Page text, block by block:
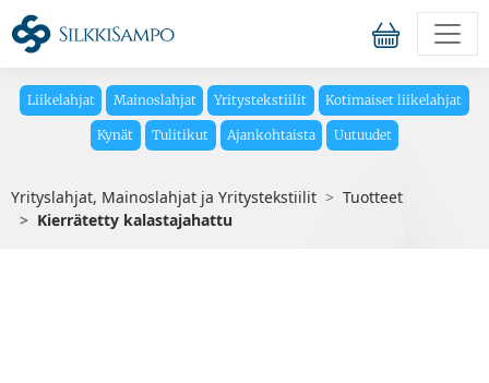
Liikelahjat Mainoslahjat Yritystekstiilit Kotimaiset liikelahjat
Kynät Tulitikut Ajankohtaista Uutuudet
Yrityslahjat, Mainoslahjat ja Yritystekstiilit
Tuotteet
Kierrätetty kalastajahattu